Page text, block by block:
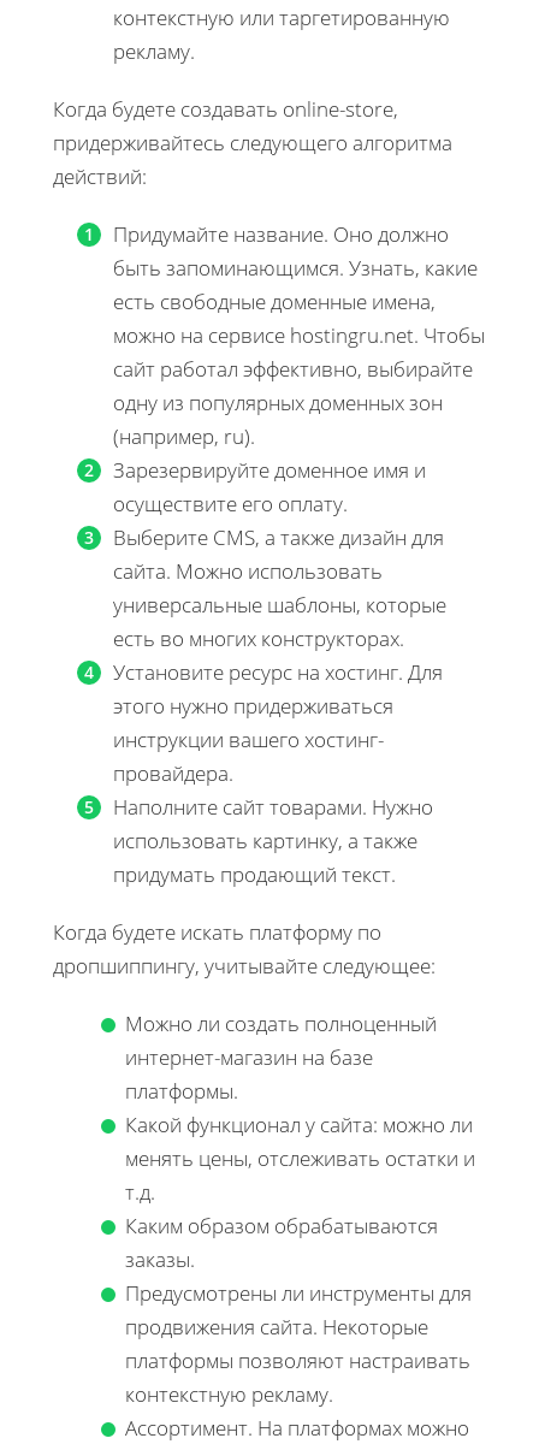
контекстную или таргетированную
рекламу.
Когда будете создавать online-store,
придерживайтесь следующего алгоритма
действий:
Придумайте название. Оно должно
быть запоминающимся. Узнать, какие
есть свободные доменные имена,
можно на сервисе hostingru.net. Чтобы
сайт работал эффективно, выбирайте
одну из популярных доменных зон
(например, ru).
Зарезервируйте доменное имя и
осуществите его оплату.
Выберите CMS, а также дизайн для
сайта. Можно использовать
универсальные шаблоны, которые
есть во многих конструкторах.
Установите ресурс на хостинг. Для
этого нужно придерживаться
инструкции вашего хостинг-
провайдера.
Наполните сайт товарами. Нужно
использовать картинку, а также
придумать продающий текст.
Когда будете искать платформу по
дропшиппингу, учитывайте следующее:
Можно ли создать полноценный
интернет-магазин на базе
платформы.
Какой функционал у сайта: можно ли
менять цены, отслеживать остатки и
т.д.
Каким образом обрабатываются
заказы.
Предусмотрены ли инструменты для
продвижения сайта. Некоторые
платформы позволяют настраивать
контекстную рекламу.
Ассортимент. На платформах можно